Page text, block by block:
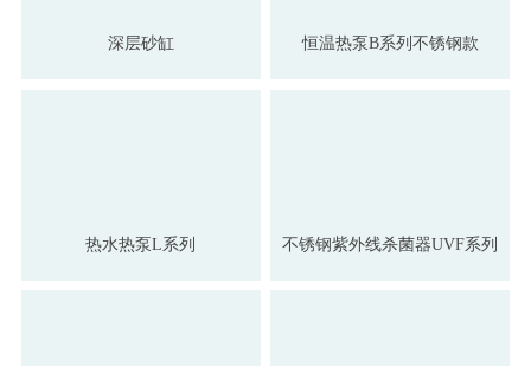
深层砂缸 恒温热泵B系列不锈钢款
热水热泵L系列 不锈钢紫外线杀菌器UVF系列